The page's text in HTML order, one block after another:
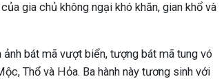
gia chủ không ngại khó khăn, gian khổ và
ảnh bát mã vượt biển, tượng bát mã tung vó
Thổ và Hỏa. Ba hành này tương sinh với